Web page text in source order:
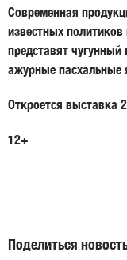
Современная
известных
представят чугунный
ажурные пасхальные
Откроется выставка
12+
Поделиться